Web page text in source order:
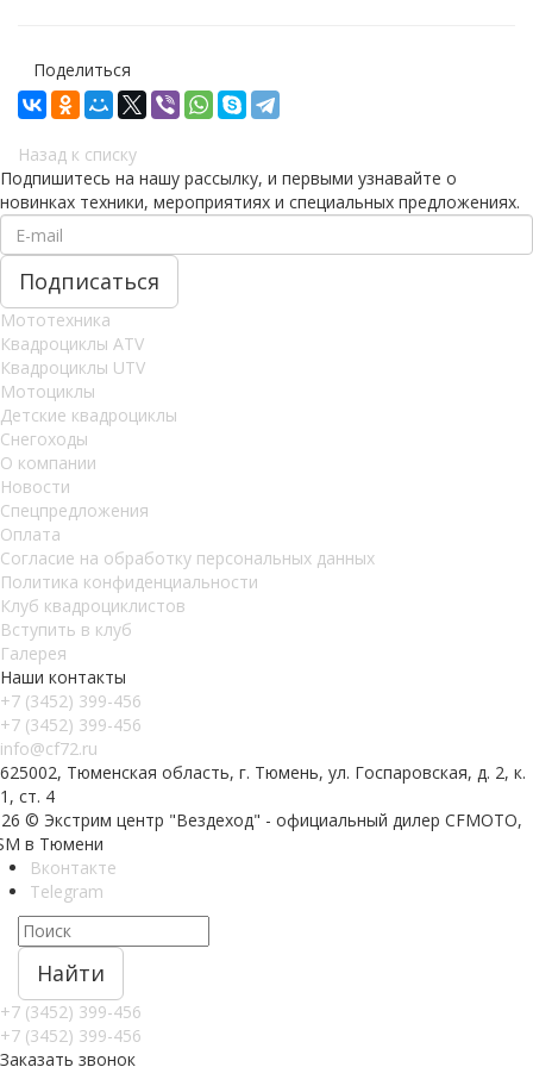
Поделиться
Назад к списку
Подпишитесь на нашу рассылку, и первыми узнавайте о
новинках техники, мероприятиях и специальных предложениях.
Мототехника
Квадроциклы ATV
Квадроциклы UTV
Мотоциклы
Детские квадроциклы
Снегоходы
О компании
Новости
Спецпредложения
Оплата
Согласие на обработку персональных данных
Политика конфиденциальности
Клуб квадроциклистов
Вступить в клуб
Галерея
Наши контакты
+7 (3452) 399-456
+7 (3452) 399-456
info@cf72.ru
625002, Тюменская область, г. Тюмень, ул. Госпаровская, д. 2, к.
1, ст. 4
© Экстрим центр "Вездеход" - официальный дилер CFMOTO,
в Тюмени
Вконтакте
Telegram
Найти
+7 (3452) 399-456
+7 (3452) 399-456
Заказать звонок